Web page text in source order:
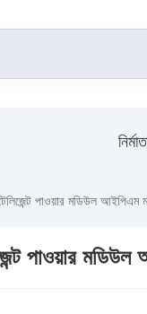
পাওয়ার মডিউল আইপিএম
পাওয়ার